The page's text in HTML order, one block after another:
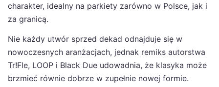
charakter, idealny na parkiety zarówno w Polsce, jak i
za granicą.
Nie każdy utwór sprzed dekad odnajduje się w
nowoczesnych aranżacjach, jednak remiks autorstwa
Tr!Fle, LOOP i Black Due udowadnia, że klasyka może
brzmieć równie dobrze w zupełnie nowej formie.